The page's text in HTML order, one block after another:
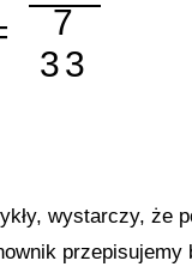
7
33
wystarczy, że
przepisujemy